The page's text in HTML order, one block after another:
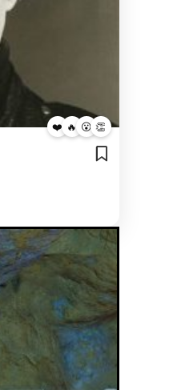
❤️ 🔥 😮 👏